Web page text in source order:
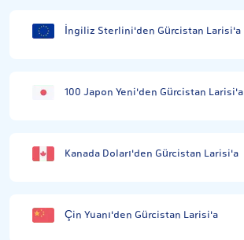
İngiliz Sterlini'den Gürcistan Larisi'a
100 Japon Yeni'den Gürcistan Larisi'a
Kanada Doları'den Gürcistan Larisi'a
Çin Yuanı'den Gürcistan Larisi'a